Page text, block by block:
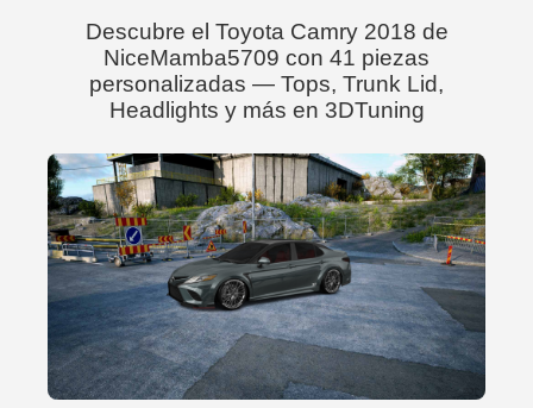
Descubre el Toyota Camry 2018 de
NiceMamba5709 con 41 piezas
personalizadas — Tops, Trunk Lid,
Headlights y más en 3DTuning